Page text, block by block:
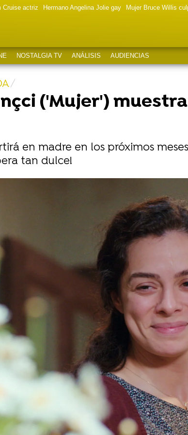
Cruise actriz Hermano Angelina Jolie gay Mujer Bruce Willis
NOSTALGIA TV ANÁLISIS AUDIENCIAS
('Mujer')
en madre en los próximos
tan dulce!
WhatsappFacebook
, la protagonista de 'Mujer' y una de
más conocidas del momento en
al reciente éxito de la serie, se
cuenta las semanas para